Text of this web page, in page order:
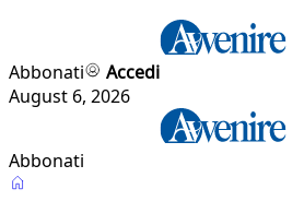
Abbonati
Accedi
August 6, 2026
Abbonati